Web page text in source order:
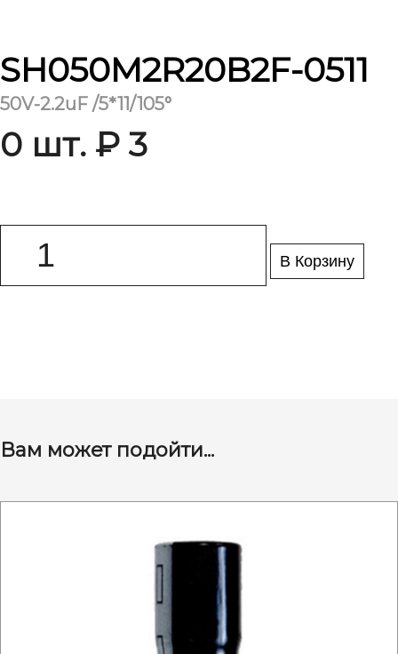
SH050M2R20B2F-0511
50V-2.2uF /5*11/105°
0 шт. ₽ 3
В Корзину
Вам может подойти...